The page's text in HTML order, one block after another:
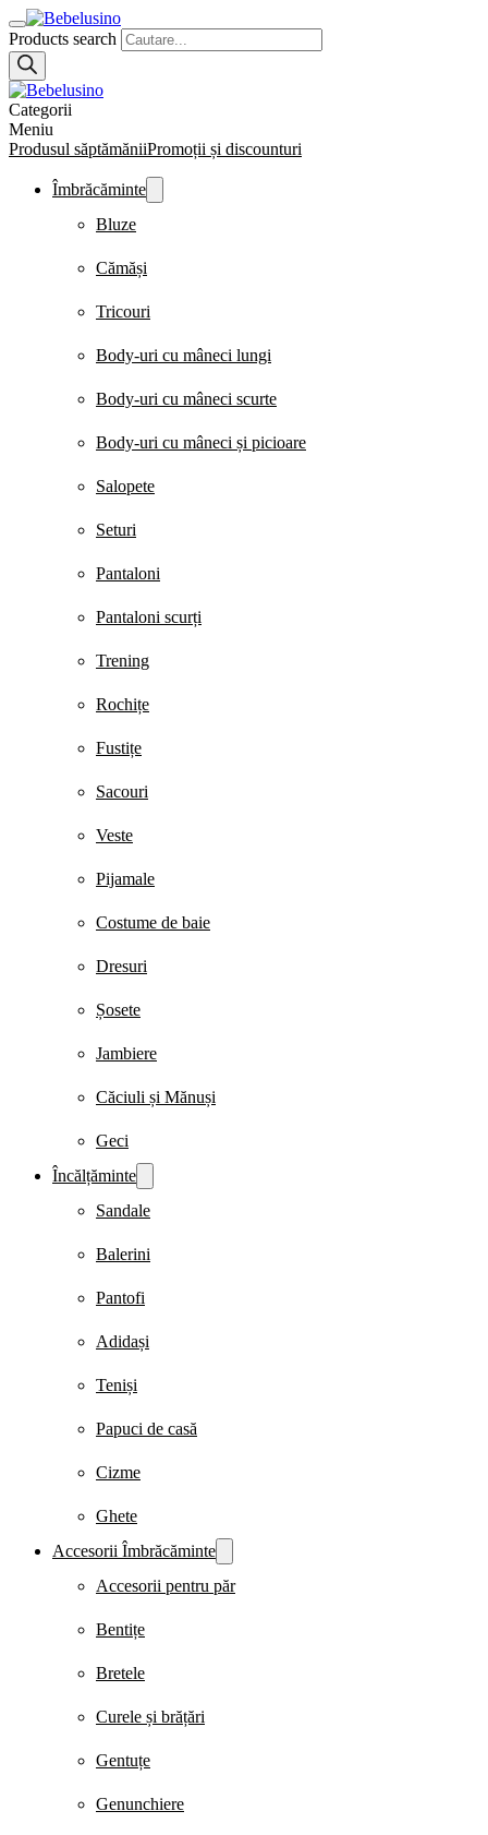
Products search
Categorii
Meniu
Produsul săptămăniiPromoții și discounturi
Îmbrăcăminte
Bluze
Cămăși
Tricouri
Body-uri cu mâneci lungi
Body-uri cu mâneci scurte
Body-uri cu mâneci și picioare
Salopete
Seturi
Pantaloni
Pantaloni scurți
Trening
Rochițe
Fustițe
Sacouri
Veste
Pijamale
Costume de baie
Dresuri
Șosete
Jambiere
Căciuli și Mănuși
Geci
Încălțăminte
Sandale
Balerini
Pantofi
Adidași
Teniși
Papuci de casă
Cizme
Ghete
Accesorii Îmbrăcăminte
Accesorii pentru păr
Bentițe
Bretele
Curele și brățări
Gentuțe
Genunchiere